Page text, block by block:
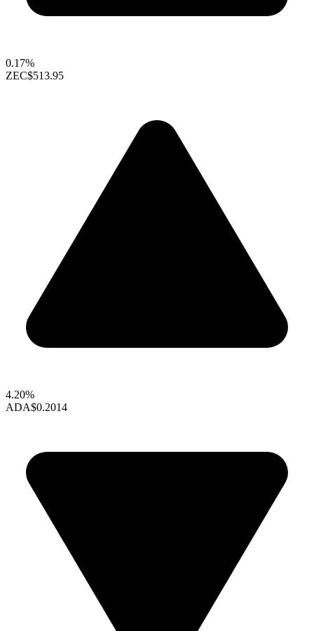
0.17%
ZEC$513.95
4.20%
ADA$0.2014